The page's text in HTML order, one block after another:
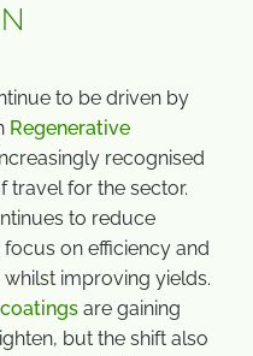
to be driven by
Regenerative
recognised
travel for the sector.
to reduce
on efficiency and
improving yields.
are gaining
but the shift also